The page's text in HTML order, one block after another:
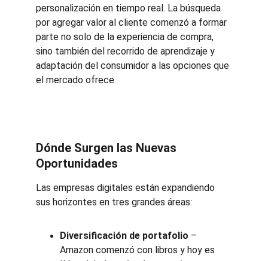
personalización en tiempo real. La búsqueda
por agregar valor al cliente comenzó a formar
parte no solo de la experiencia de compra,
sino también del recorrido de aprendizaje y
adaptación del consumidor a las opciones que
el mercado ofrece.
Dónde Surgen las Nuevas
Oportunidades
Las empresas digitales están expandiendo
sus horizontes en tres grandes áreas:
Diversificación de portafolio –
Amazon comenzó con libros y hoy es